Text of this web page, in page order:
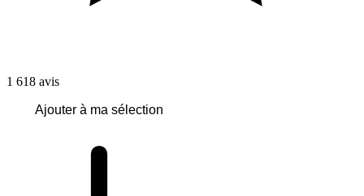
1 618 avis
Ajouter à ma sélection